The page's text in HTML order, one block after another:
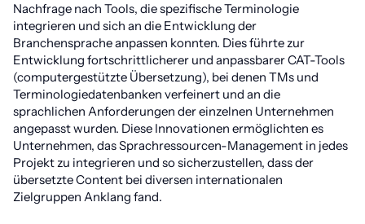
Nachfrage nach Tools, die spezifische Terminologie
integrieren und sich an die Entwicklung der
Branchensprache anpassen konnten. Dies führte zur
Entwicklung fortschrittlicherer und anpassbarer CAT-Tools
(computergestützte Übersetzung), bei denen TMs und
Terminologiedatenbanken verfeinert und an die
sprachlichen Anforderungen der einzelnen Unternehmen
angepasst wurden. Diese Innovationen ermöglichten es
Unternehmen, das Sprachressourcen-Management in jedes
Projekt zu integrieren und so sicherzustellen, dass der
übersetzte Content bei diversen internationalen
Zielgruppen Anklang fand.